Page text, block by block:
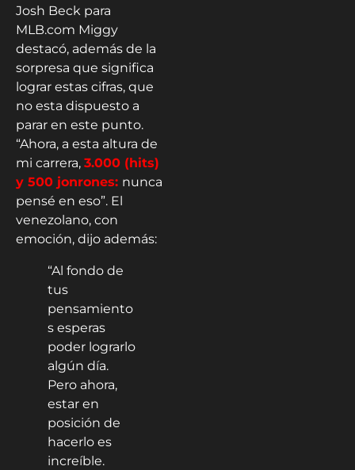
Josh Beck para
MLB.com Miggy
destacó, además de la
sorpresa que significa
lograr estas cifras, que
no esta dispuesto a
parar en este punto.
“Ahora, a esta altura de
mi carrera, 3.000 (hits)
y 500 jonrones: nunca
pensé en eso”. El
venezolano, con
emoción, dijo además:
“Al fondo de
tus
pensamiento
s esperas
poder lograrlo
algún día.
Pero ahora,
estar en
posición de
hacerlo es
increíble.